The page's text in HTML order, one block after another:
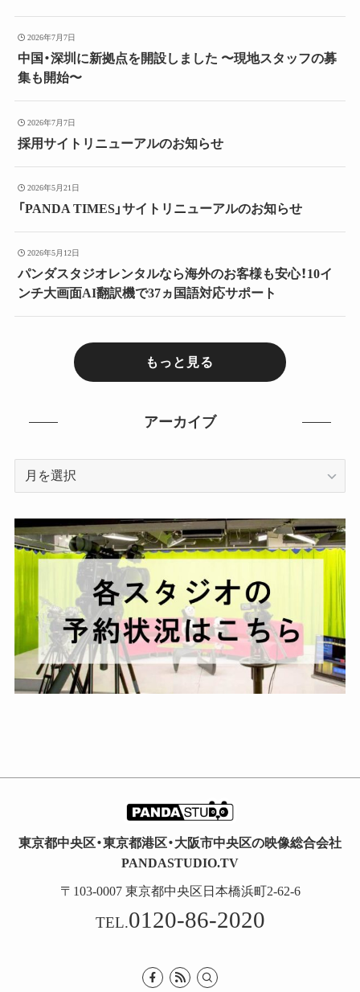
2026年7月7日
中国・深圳に新拠点を開設しました 〜現地スタッフの募
集も開始〜
2026年7月7日
採用サイトリニューアルのお知らせ
2026年5月21日
「PANDA TIMES」サイトリニューアルのお知らせ
2026年5月12日
パンダスタジオレンタルなら海外のお客様も安心！10イ
ンチ大画面AI翻訳機で37ヵ国語対応サポート
もっと見る
アーカイブ
イ
ブ
東京都中央区・東京都港区・大阪市中央区の映像総合会社
PANDASTUDIO.TV
〒103-0007 東京都中央区日本橋浜町2-62-6
TEL.0120-86-2020